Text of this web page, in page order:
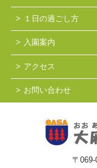
１日の過ごし方
入園案内
アクセス
お問い合わせ
〒